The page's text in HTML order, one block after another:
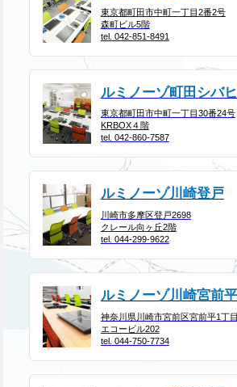
東京都町田市中町一丁目2番2号
森町ビル5階
tel. 042-851-8491
ルミノーゾ町田シバ
東京都町田市中町一丁目30番24号
KRBOX４階
tel. 042-860-7587
ルミノーゾ川崎登戸
川崎市多摩区登戸2698
クレール向ヶ丘2階
tel. 044-299-9622
ルミノーゾ川崎宮前平
神奈川県川崎市宮前区宮前平1丁
エコービル202
tel. 044-750-7734